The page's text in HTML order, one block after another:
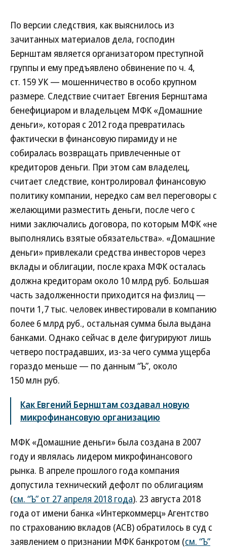
По версии следствия, как выяснилось из
зачитанных материалов дела, господин
Бернштам является организатором преступной
группы и ему предъявлено обвинение по ч. 4,
ст. 159 УК — мошенничество в особо крупном
размере. Следствие считает Евгения Бернштама
бенефициаром и владельцем МФК «Домашние
деньги», которая с 2012 года превратилась
фактически в финансовую пирамиду и не
собиралась возвращать привлеченные от
кредиторов деньги. При этом сам владелец,
считает следствие, контролировал финансовую
политику компании, нередко сам вел переговоры с
желающими разместить деньги, после чего с
ними заключались договора, по которым МФК «не
выполнялись взятые обязательства». «Домашние
деньги» привлекали средства инвесторов через
вклады и облигации, после краха МФК осталась
должна кредиторам около 10 млрд руб. Большая
часть задолженности приходится на физлиц —
почти 1,7 тыс. человек инвестировали в компанию
более 6 млрд руб., остальная сумма была выдана
банками. Однако сейчас в деле фигурируют лишь
четверо пострадавших, из-за чего сумма ущерба
гораздо меньше — по данным “Ъ”, около
150 млн руб.
Как Евгений Бернштам создавал новую
микрофинансовую организацию
МФК «Домашние деньги» была создана в 2007
году и являлась лидером микрофинансового
рынка. В апреле прошлого года компания
допустила технический дефолт по облигациям
(см. “Ъ” от 27 апреля 2018 года). 23 августа 2018
года от имени банка «Интеркоммерц» Агентство
по страхованию вкладов (АСВ) обратилось в суд с
заявлением о признании МФК банкротом (см. “Ъ”